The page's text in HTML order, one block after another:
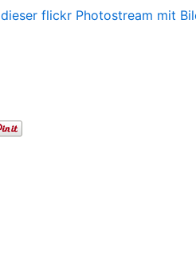
dieser flickr Photostream mit